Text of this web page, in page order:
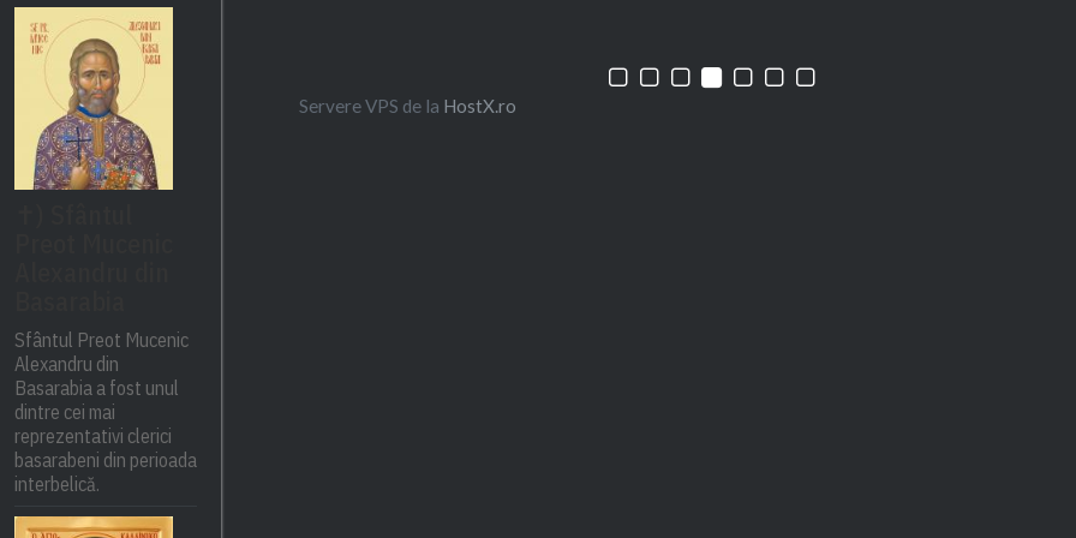
Sfântul Preot Mucenic
Alexandru din
Basarabia a fost unul
dintre cei mai
reprezentativi clerici
basarabeni din perioada
interbelică.
Servere VPS de la HostX.ro